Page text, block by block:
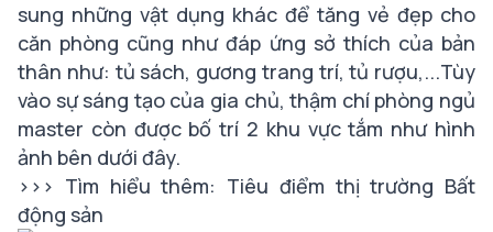
sung những vật dụng khác để tăng vẻ đẹp cho
căn phòng cũng như đáp ứng sở thích của bản
thân như: tủ sách, gương trang trí, tủ rượu,...Tùy
vào sự sáng tạo của gia chủ, thậm chí phòng ngủ
master còn được bố trí 2 khu vực tắm như hình
ảnh bên dưới đây.
>>> Tìm hiểu thêm: Tiêu điểm thị trường Bất
động sản